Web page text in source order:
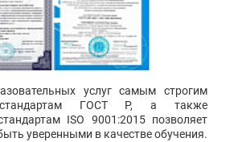
услуг самым строгим
стандартам ГОСТ Р, а также
ISO 9001:2015 позволяет
уверенными в качестве обучения.